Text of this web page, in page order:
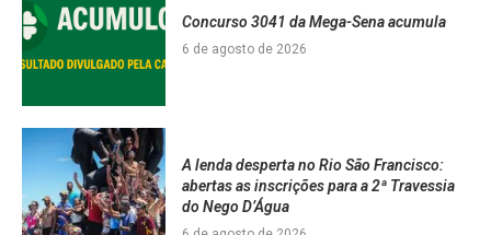
Concurso 3041 da Mega-Sena acumula
6 de agosto de 2026
A lenda desperta no Rio São Francisco:
abertas as inscrições para a 2ª Travessia
do Nego D’Água